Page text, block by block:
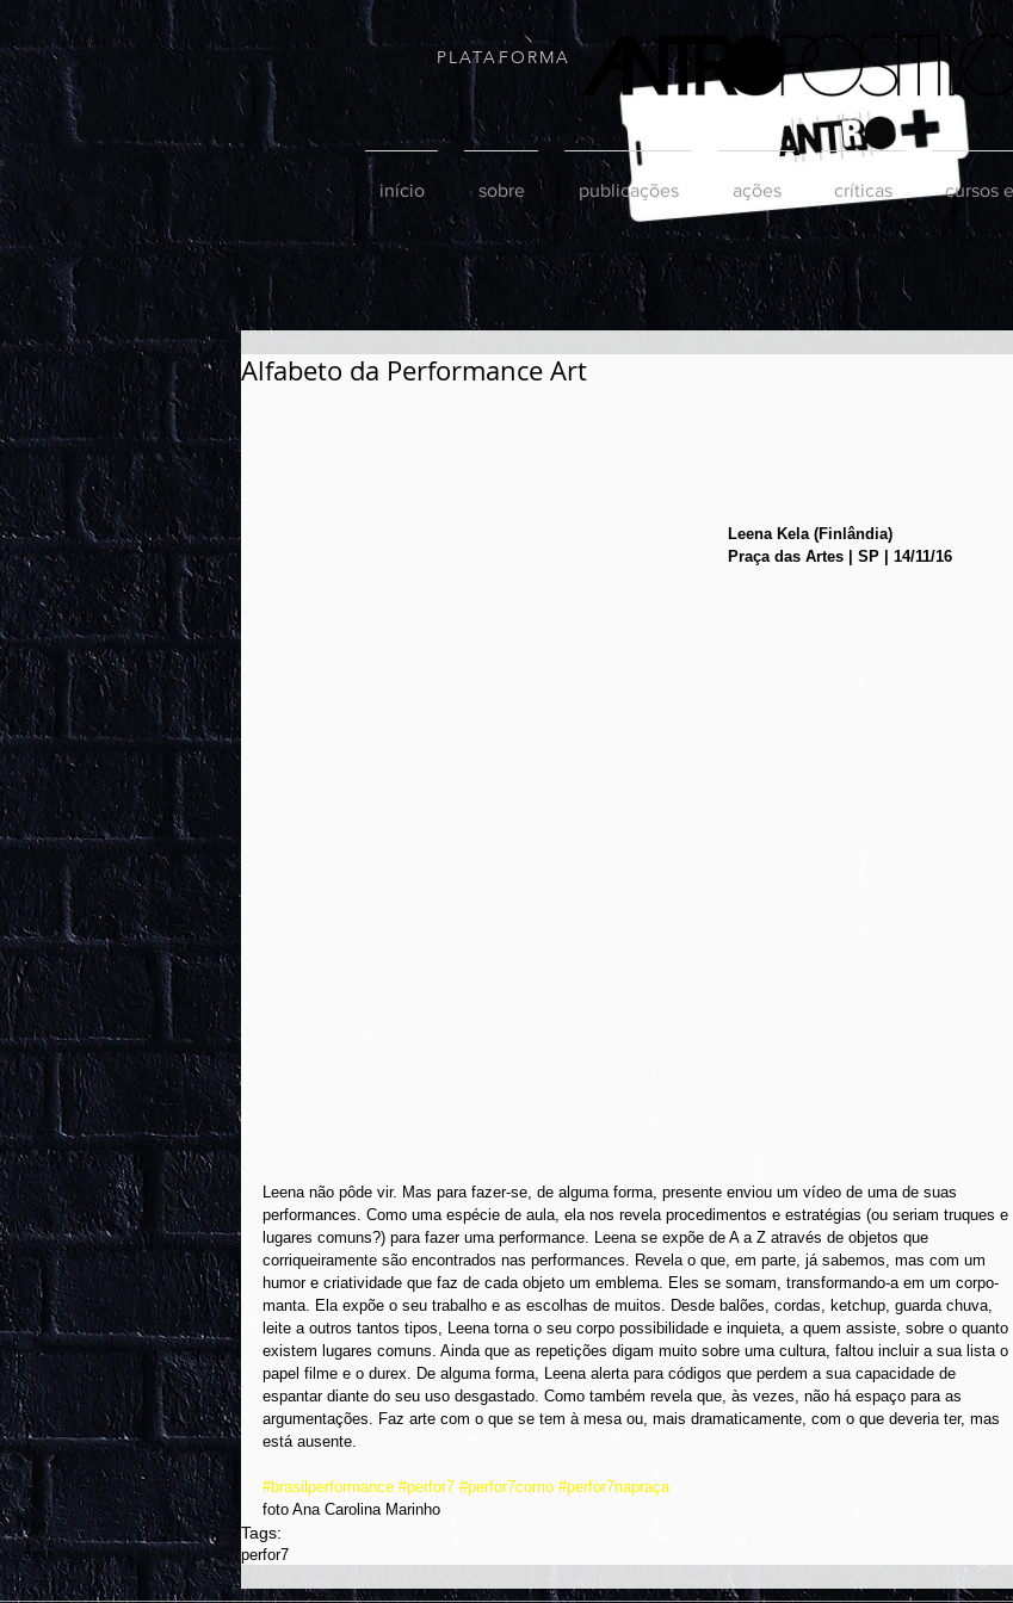
PLATAFORMA
início sobre publicações ações críticas cursos
Alfabeto da Performance Art
Leena Kela (Finlândia)
Praça das Artes | SP | 14/11/16
Leena não pôde vir. Mas para fazer-se, de alguma forma, presente enviou um vídeo de uma de suas
performances. Como uma espécie de aula, ela nos revela procedimentos e estratégias (ou seriam truques e
lugares comuns?) para fazer uma performance. Leena se expõe de A a Z através de objetos que
corriqueiramente são encontrados nas performances. Revela o que, em parte, já sabemos, mas com um
humor e criatividade que faz de cada objeto um emblema. Eles se somam, transformando-a em um corpo-
manta. Ela expõe o seu trabalho e as escolhas de muitos. Desde balões, cordas, ketchup, guarda chuva,
leite a outros tantos tipos, Leena torna o seu corpo possibilidade e inquieta, a quem assiste, sobre o quanto
existem lugares comuns. Ainda que as repetições digam muito sobre uma cultura, faltou incluir a sua lista o
papel filme e o durex. De alguma forma, Leena alerta para códigos que perdem a sua capacidade de
espantar diante do seu uso desgastado. Como também revela que, às vezes, não há espaço para as
argumentações. Faz arte com o que se tem à mesa ou, mais dramaticamente, com o que deveria ter, mas
está ausente.
#brasilperformance #perfor7 #perfor7como #perfor7napraça
foto Ana Carolina Marinho
Tags:
perfor7